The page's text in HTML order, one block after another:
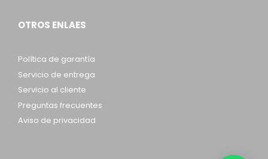
OTROS ENLAES
Política de garantía
Servicio de entrega
Servicio al cliente
Preguntas frecuentes
Aviso de privacidad